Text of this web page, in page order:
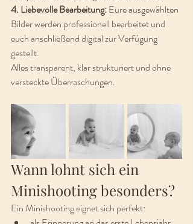
4. Liebevolle Bearbeitung: Eure ausgewählten
Bilder werden professionell bearbeitet und
euch anschließend digital zur Verfügung
gestellt.
Alles transparent, klar strukturiert und ohne
versteckte Überraschungen.
Wann lohnt sich ein
Minishooting besonders?
Ein Minishooting eignet sich perfekt: